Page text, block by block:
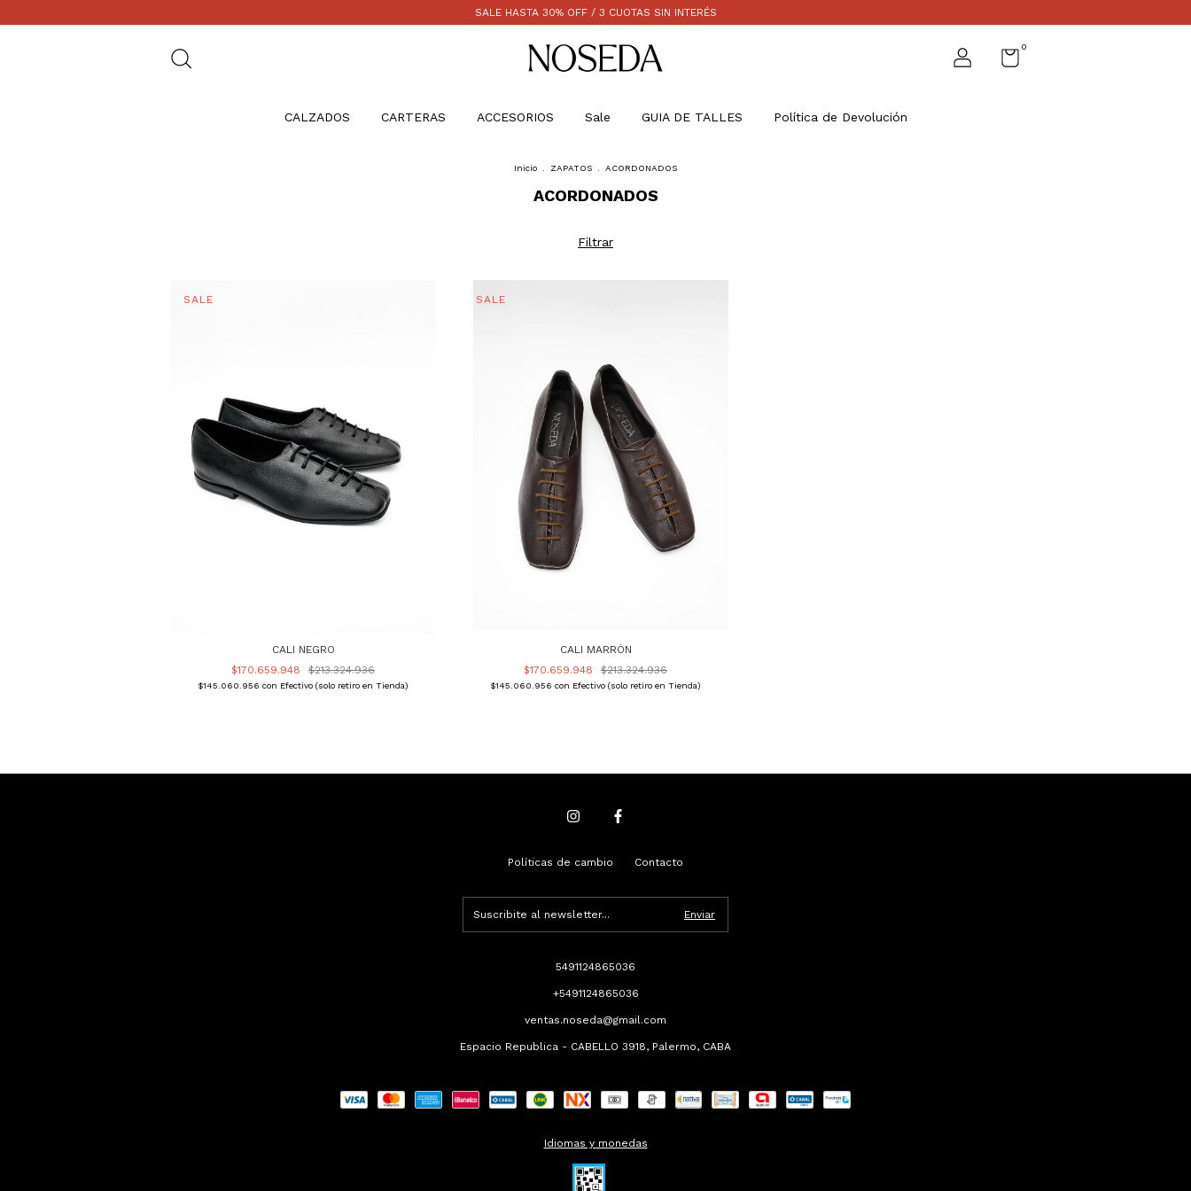
SALE HASTA 30% OFF / 3 CUOTAS SIN INTERÉS
0
CALZADOS CARTERAS ACCESORIOS Sale GUIA DE TALLES Política de Devolución
Inicio ZAPATOS ACORDONADOS
ACORDONADOS
Filtrar
CALI NEGRO
$170.659.948
$213.324.936
$145.060.956 con Efectivo (solo retiro en Tienda)
CALI MARRÓN
$170.659.948
$213.324.936
$145.060.956 con Efectivo (solo retiro en Tienda)
Políticas de cambio Contacto
5491124865036
+5491124865036
ventas.noseda@gmail.com
Espacio Republica - CABELLO 3918, Palermo, CABA
Idiomas y monedas